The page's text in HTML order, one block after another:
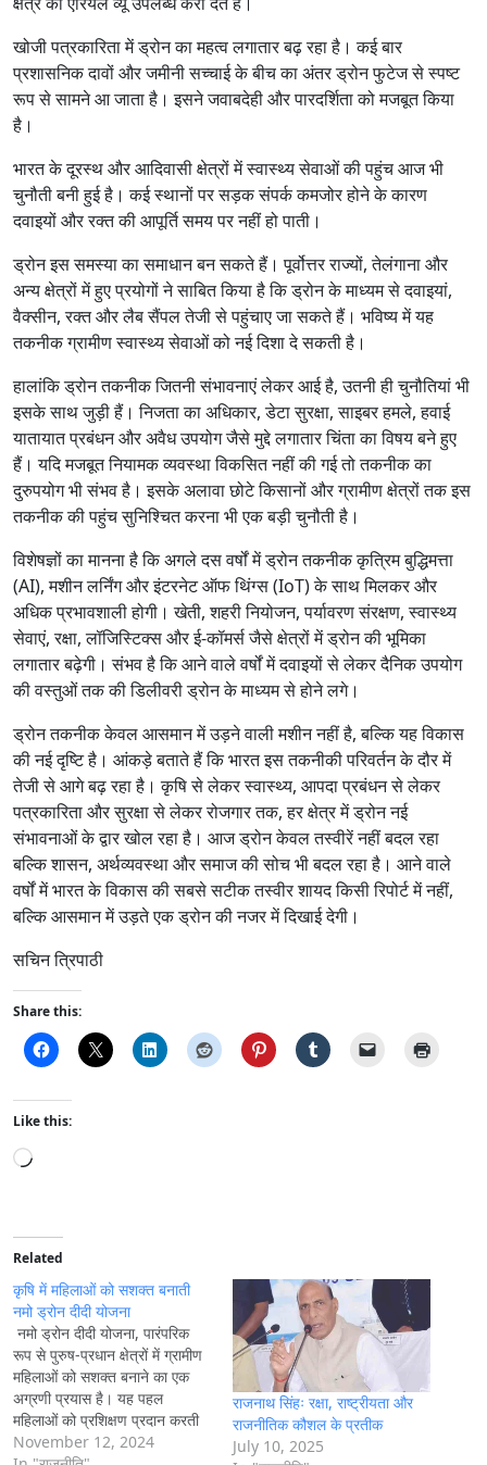
खोजी पत्रकारिता में ड्रोन का महत्व लगातार बढ़ रहा है। कई बार
प्रशासनिक दावों और जमीनी सच्चाई के बीच का अंतर ड्रोन फुटेज से स्पष्ट
रूप से सामने आ जाता है। इसने जवाबदेही और पारदर्शिता को मजबूत किया
है।
भारत के दूरस्थ और आदिवासी क्षेत्रों में स्वास्थ्य सेवाओं की पहुंच आज भी
चुनौती बनी हुई है। कई स्थानों पर सड़क संपर्क कमजोर होने के कारण
दवाइयों और रक्त की आपूर्ति समय पर नहीं हो पाती।
ड्रोन इस समस्या का समाधान बन सकते हैं। पूर्वोत्तर राज्यों, तेलंगाना और
अन्य क्षेत्रों में हुए प्रयोगों ने साबित किया है कि ड्रोन के माध्यम से दवाइयां,
वैक्सीन, रक्त और लैब सैंपल तेजी से पहुंचाए जा सकते हैं। भविष्य में यह
तकनीक ग्रामीण स्वास्थ्य सेवाओं को नई दिशा दे सकती है।
हालांकि ड्रोन तकनीक जितनी संभावनाएं लेकर आई है, उतनी ही चुनौतियां भी
इसके साथ जुड़ी हैं। निजता का अधिकार, डेटा सुरक्षा, साइबर हमले, हवाई
यातायात प्रबंधन और अवैध उपयोग जैसे मुद्दे लगातार चिंता का विषय बने हुए
हैं। यदि मजबूत नियामक व्यवस्था विकसित नहीं की गई तो तकनीक का
दुरुपयोग भी संभव है। इसके अलावा छोटे किसानों और ग्रामीण क्षेत्रों तक इस
तकनीक की पहुंच सुनिश्चित करना भी एक बड़ी चुनौती है।
विशेषज्ञों का मानना है कि अगले दस वर्षों में ड्रोन तकनीक कृत्रिम बुद्धिमत्ता
(AI), मशीन लर्निंग और इंटरनेट ऑफ थिंग्स (IoT) के साथ मिलकर और
अधिक प्रभावशाली होगी। खेती, शहरी नियोजन, पर्यावरण संरक्षण, स्वास्थ्य
सेवाएं, रक्षा, लॉजिस्टिक्स और ई-कॉमर्स जैसे क्षेत्रों में ड्रोन की भूमिका
लगातार बढ़ेगी। संभव है कि आने वाले वर्षों में दवाइयों से लेकर दैनिक उपयोग
की वस्तुओं तक की डिलीवरी ड्रोन के माध्यम से होने लगे।
ड्रोन तकनीक केवल आसमान में उड़ने वाली मशीन नहीं है, बल्कि यह विकास
की नई दृष्टि है। आंकड़े बताते हैं कि भारत इस तकनीकी परिवर्तन के दौर में
तेजी से आगे बढ़ रहा है। कृषि से लेकर स्वास्थ्य, आपदा प्रबंधन से लेकर
पत्रकारिता और सुरक्षा से लेकर रोजगार तक, हर क्षेत्र में ड्रोन नई
संभावनाओं के द्वार खोल रहा है। आज ड्रोन केवल तस्वीरें नहीं बदल रहा
बल्कि शासन, अर्थव्यवस्था और समाज की सोच भी बदल रहा है। आने वाले
वर्षों में भारत के विकास की सबसे सटीक तस्वीर शायद किसी रिपोर्ट में नहीं,
बल्कि आसमान में उड़ते एक ड्रोन की नजर में दिखाई देगी।
सचिन त्रिपाठी
Share this:
Like this:
L
d
i
n
g
…
Related
कृषि में महिलाओं को सशक्त बनाती
नमो ड्रोन दीदी योजना
नमो ड्रोन दीदी योजना, पारंपरिक
रूप से पुरुष-प्रधान क्षेत्रों में ग्रामीण
महिलाओं को सशक्त बनाने का एक
अग्रणी प्रयास है। यह पहल
महिलाओं को प्रशिक्षण प्रदान करती
है, जिससे वे ड्रोन संचालित करने और
November 12, 2024
राजनाथ सिंहः रक्षा, राष्ट्रीयता और
राजनीतिक कौशल के प्रतीक
July 10, 2025